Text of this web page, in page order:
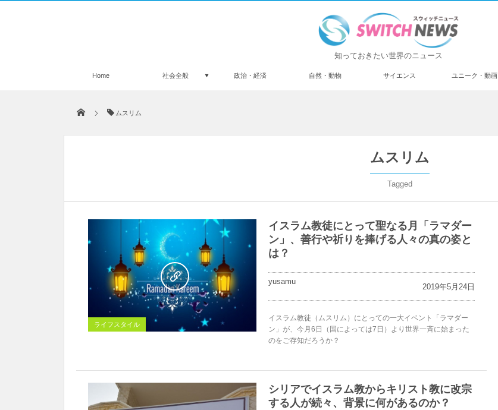
知っておきたい世界のニュース
Home 社会全般 政治・経済 自然・動物 サイエンス ユニーク・動画
ムスリム
ムスリム
Tagged
ライフスタイル
イスラム教徒にとって聖なる月「ラマダー
ン」、善行や祈りを捧げる人々の真の姿と
は？
yusamu
2019年5月24日
イスラム教徒（ムスリム）にとっての一大イベント「ラマダー
ン」が、今月6日（国によっては7日）より世界一斉に始まった
のをご存知だろうか？
シリアでイスラム教からキリスト教に改宗
する人が続々、背景に何があるのか？